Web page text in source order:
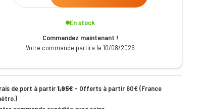
En stock
Commandez maintenant !
Votre commande partira le 10/08/2026
de port à partir1,95€ - Offerts à partir 60€ (France